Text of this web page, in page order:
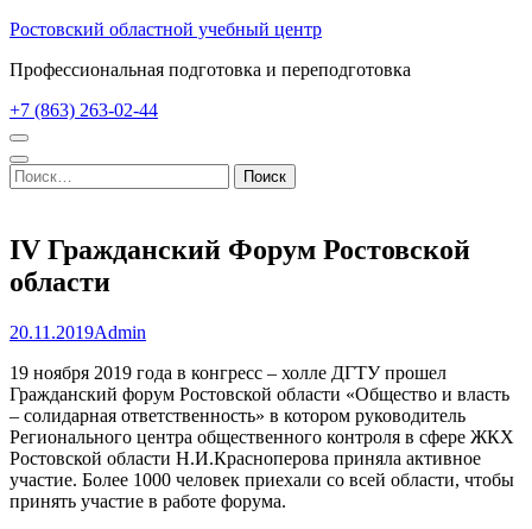
Перейти
содержимому
Enter)
Ростовский областной учебный центр
Профессиональная подготовка и переподготовка
+7 (863) 263-02-44
Найти:
IV Гражданский Форум Ростовской
области
20.11.2019Admin
19 ноября 2019 года в конгресс – холле ДГТУ прошел
Гражданский форум Ростовской области «Общество и власть
– солидарная ответственность» в котором руководитель
Регионального центра общественного контроля в сфере ЖКХ
Ростовской области Н.И.Красноперова приняла активное
участие. Более 1000 человек приехали со всей области, чтобы
принять участие в работе форума.